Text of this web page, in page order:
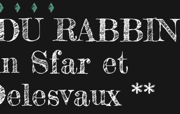
RABBIN
Sfar et
**